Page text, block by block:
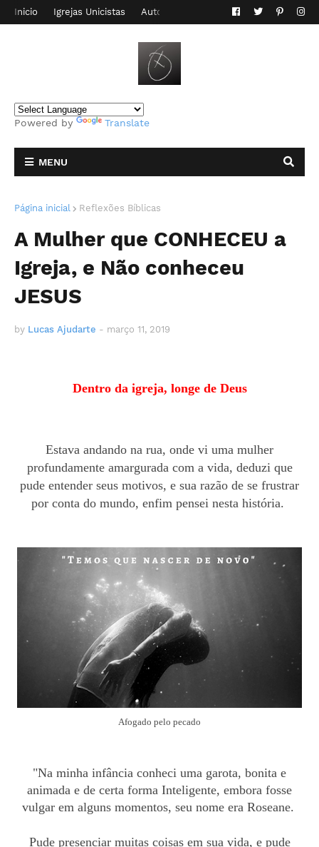
Inicio Igrejas Unicistas Autor do Blog Contato
Powered by Translate
MENU
Página inicial Reflexões Bíblicas
A Mulher que CONHECEU a
Igreja, e Não conheceu
JESUS
by Lucas Ajudarte - março 11, 2019
Dentro da igreja, longe de Deus
Estava andando na rua, onde vi uma mulher
profundamente amargurada com a vida, deduzique
pude entender seus motivos, e sua razão de se frustrar
por conta do mundo, enfim pensei nesta história.
Afogado pelo pecado
"Na minha infância conheci uma garota, bonita e
animada e de certa forma Inteligente, embora fosse
vulgar em alguns momentos, seu nome era Roseane.
Pude presenciar muitas coisas em sua vida, e pude